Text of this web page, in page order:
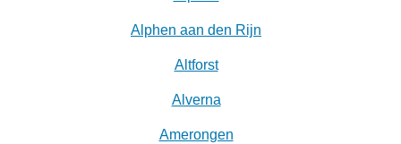
Alphen aan den Rijn
Altforst
Alverna
Amerongen